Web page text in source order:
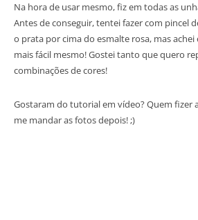
Na hora de usar mesmo, fiz em todas as
Antes de conseguir, tentei fazer com pincel
o prata por cima do esmalte rosa, mas
mais fácil mesmo! Gostei tanto que quero
combinações de cores!
Gostaram do tutorial em vídeo? Quem fizer
me mandar as fotos depois! ;)